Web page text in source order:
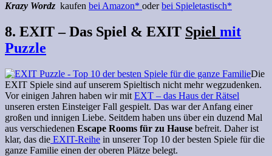
Krazy Wordz kaufen bei Amazon* oderbei Spieletastisch*
8. EXIT – Das Spiel & EXIT Spiel mit
Puzzle
Die
EXIT Spiele sind auf unserem Spieltisch nicht mehr wegzudenken.
Vor einigen Jahren haben wir mit EXT – das Haus der Rätsel
unseren ersten Einsteiger Fall gespielt. Das war der Anfang einer
großen und innigen Liebe. Seitdem haben uns über ein duzend Mal
aus verschiedenen Escape Rooms für zu Hause befreit. Daher ist
klar, das die EXIT-Reihe in unserer Top 10 der besten Spiele für die
ganze Familie einen der oberen Plätze belegt.